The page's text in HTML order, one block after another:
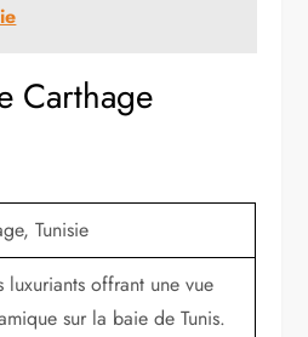
Carthage
Tunisie
luxuriants offrant une vue
sur la baie de Tunis.